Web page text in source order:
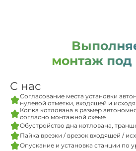
монтаж под
С нас
Согласование места установки
нулевой отметки, входящей и
Копка котлована в размер
согласно монтажной схеме
Обустройство дна котлована,
Пайка врезки / врезок входящей /
Опускание и установка станции по